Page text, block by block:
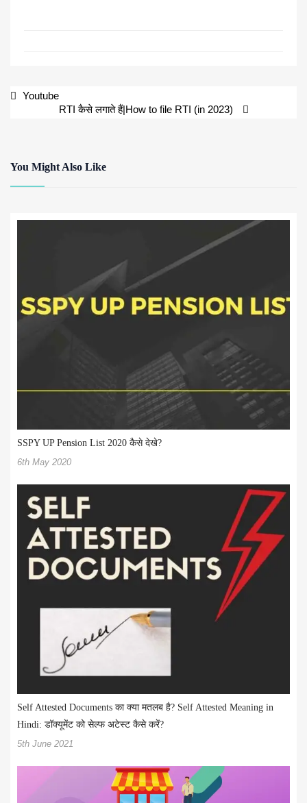
Youtube
RTI कैसे लगाते हैं|How to file RTI (in 2023)
You Might Also Like
SSPY UP Pension List 2020 कैसे देखे?
6th May 2020
Self Attested Documents का क्या मतलब है? Self Attested Meaning in
Hindi: डॉक्यूमेंट को सेल्फ अटेस्ट कैसे करें?
5th June 2021